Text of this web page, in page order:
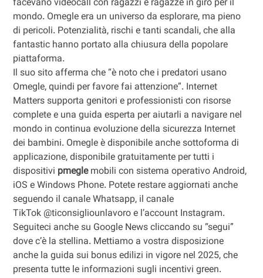
facevano videocall con ragazzi e ragazze in giro per il
mondo. Omegle era un universo da esplorare, ma pieno
di pericoli. Potenzialità, rischi e tanti scandali, che alla
fantastic hanno portato alla chiusura della popolare
piattaforma.
Il suo sito afferma che “è noto che i predatori usano
Omegle, quindi per favore fai attenzione”. Internet
Matters supporta genitori e professionisti con risorse
complete e una guida esperta per aiutarli a navigare nel
mondo in continua evoluzione della sicurezza Internet
dei bambini. Omegle è disponibile anche sottoforma di
applicazione, disponibile gratuitamente per tutti i
dispositivi pmeglemobili con sistema operativo Android,
iOS e Windows Phone. Potete restare aggiornati anche
seguendo il canale Whatsapp, il canale
TikTok @ticonsigliounlavoro e l’account Instagram.
Seguiteci anche su Google News cliccando su “segui”
dove c’è la stellina. Mettiamo a vostra disposizione
anche la guida sui bonus edilizi in vigore nel 2025, che
presenta tutte le informazioni sugli incentivi green.